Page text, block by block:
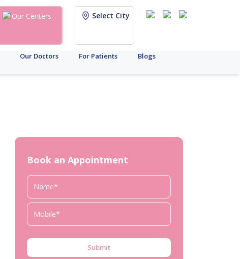
Our Centers Select City
Our Doctors For Patients Blogs
Book an Appointment
Submit